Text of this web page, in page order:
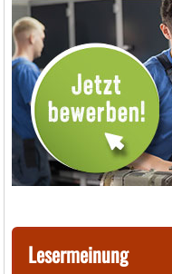
Lesermeinung